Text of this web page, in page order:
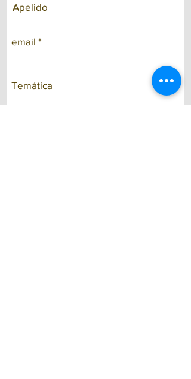
Apelido
email
Temática